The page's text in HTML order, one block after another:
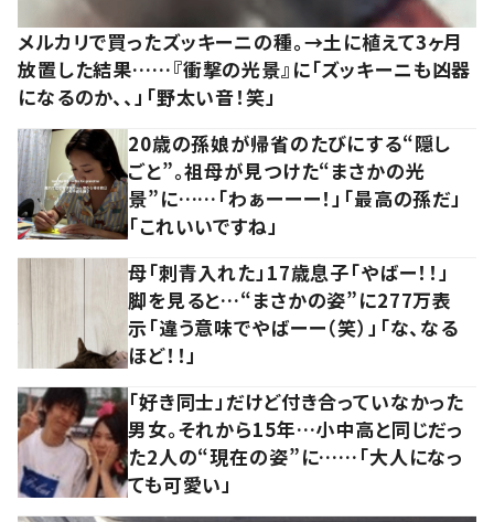
メルカリで買ったズッキーニの種。→土に植えて3ヶ月
放置した結果……『衝撃の光景』に「ズッキーニも凶器
になるのか、、」「野太い音！笑」
20歳の孫娘が帰省のたびにする“隠し
ごと”。祖母が見つけた“まさかの光
景”に……「わぁーーー！」「最高の孫だ」
「これいいですね」
母「刺青入れた」17歳息子「やばー！！」
脚を見ると…“まさかの姿”に277万表
示「違う意味でやばーー（笑）」「な、なる
ほど！！」
「好き同士」だけど付き合っていなかった
男女。それから15年…小中高と同じだっ
た2人の“現在の姿”に……「大人になっ
ても可愛い」